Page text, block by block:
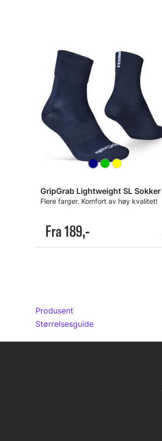
GripGrab Lightweight SL Sokker
Flere farger. Komfort av høy kvalitet!
Fra 189,-
Produsent
Størrelsesguide